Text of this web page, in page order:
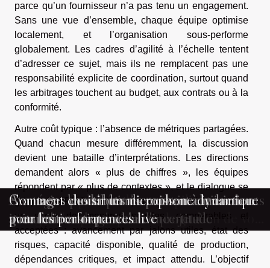
parce qu’un fournisseur n’a pas tenu un engagement.
Sans une vue d’ensemble, chaque équipe optimise
localement, et l’organisation sous-performe
globalement. Les cadres d’agilité à l’échelle tentent
d’adresser ce sujet, mais ils ne remplacent pas une
responsabilité explicite de coordination, surtout quand
les arbitrages touchent au budget, aux contrats ou à la
conformité.
Autre coût typique : l’absence de métriques partagées.
Quand chacun mesure différemment, la discussion
devient une bataille d’interprétations. Les directions
demandent alors « plus de chiffres », les équipes
répondent par « plus de contextes », et le dialogue se
grippe. Un PMO moderne peut au contraire stabiliser
un socle de mesures simples, comparables et
acceptées : avancement par jalons utiles, état des
risques, capacité disponible, qualité de production,
dépendances critiques, et impact attendu. L’objectif
Comment équilibrer les trois piliers du
triangle d'or pour optimiser la gestion de vos
projets ?
Comment la clarté et la structure
transforment la gestion de projet ?
Stratégies pour optimiser vos investissements
immobiliers en période d'incertitude
Comment les débutants peuvent choisir leur
guitare acoustique idéale
Avantages des tables de cuisson à induction
avec finition mate
Comment choisir un microphone dynamique
pour les performances live